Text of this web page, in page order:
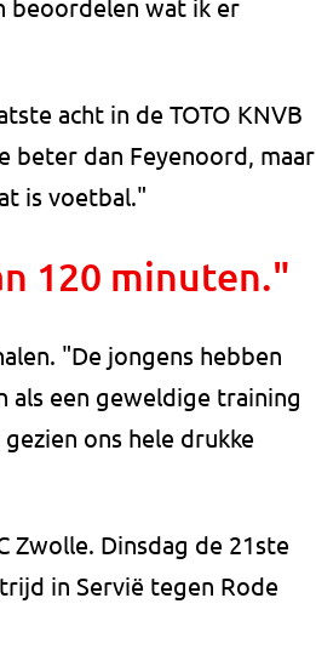
beoordelen wat ik er
acht in de TOTO KNVB
beter dan Feyenoord, maar
is voetbal."
120 minuten."
"De jongens hebben
als een geweldige training
ons hele drukke
Zwolle. Dinsdag de 21ste
in Servië tegen Rode